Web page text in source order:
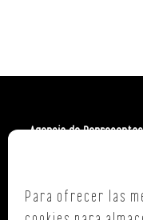
Para ofrecer las
Agencia de